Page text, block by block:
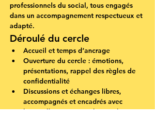
professionnels du social, tous engagés
dans un accompagnement respectueux et
adapté.
Déroulé du cercle
Accueil et temps d’ancrage
Ouverture du cercle : émotions,
présentations, rappel des règles de
confidentialité
Discussions et échanges libres,
accompagnés et encadrés avec
bienveillance par nos bénévoles